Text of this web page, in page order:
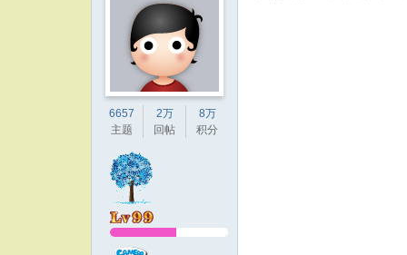
6657
主题
2万
回帖
8万
积分